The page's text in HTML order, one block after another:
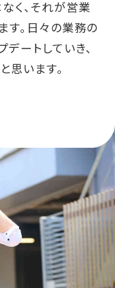
く、それが営業
す。日々の業務の
ートしていき、
思います。